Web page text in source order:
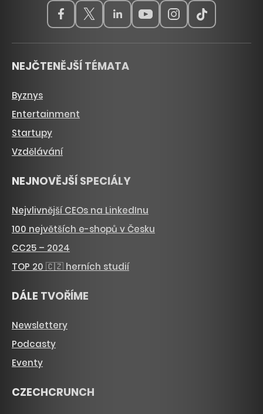
NEJČTENĚJŠÍ TÉMATA
Byznys
Entertainment
Startupy
Vzdělávání
NEJNOVĚJŠÍ SPECIÁLY
Nejvlivnější CEOs na LinkedInu
100 největších e-shopů v Česku
CC25 – 2024
TOP 20 🇨🇿 herních studií
DÁLE TVOŘÍME
Newslettery
Podcasty
Eventy
CZECHCRUNCH